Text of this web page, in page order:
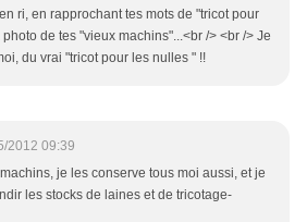
ri, en rapprochant tes mots de "tricot pour
de tes "vieux machins"...<br /> <br /> Je
du vrai "tricot pour les nulles " !!
2012 09:39
je les conserve tous moi aussi, et je
les stocks de laines et de tricotage-